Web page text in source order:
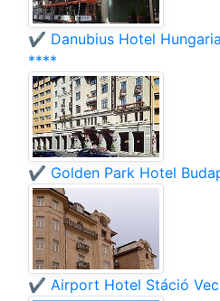
✔️ Danubius Hotel
****
✔️ Golden Park Hotel
✔️ Airport Hotel Stáció